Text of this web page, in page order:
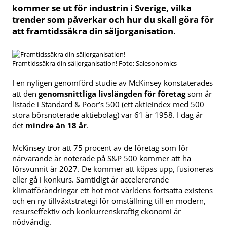
kommer se ut för industrin i Sverige, vilka
trender som påverkar och hur du skall göra för
att framtidssäkra din säljorganisation.
Framtidssäkra din säljorganisation! Foto: Salesonomics
I en nyligen genomförd studie av McKinsey konstaterades
att den genomsnittliga livslängden för företagsom är
listade i Standard & Poor’s 500 (ett aktieindex med 500
stora börsnoterade aktiebolag) var 61 år 1958. I dag är
det mindre än 18 år.
McKinsey tror att 75 procent av de företag som för
närvarande är noterade på S&P 500 kommer att ha
försvunnit år 2027. De kommer att köpas upp, fusioneras
eller gå i konkurs. Samtidigt är accelererande
klimatförändringar ett hot mot världens fortsatta existens
och en ny tillväxtstrategi för omställning till en modern,
resurseffektiv och konkurrenskraftig ekonomi är
nödvändig.